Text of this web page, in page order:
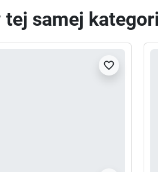
samej
favorite_border